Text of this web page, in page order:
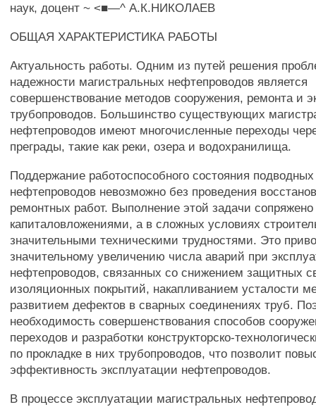
наук, доцент ~ <■—^ А.К.НИКОЛАЕВ
ОБЩАЯ ХАРАКТЕРИСТИКА РАБОТЫ
Актуальность работы. Одним из путей решения
надежности магистральных нефтепроводов является
совершенствование методов сооружения, ремонта и
трубопроводов. Большинство существующих
нефтепроводов имеют многочисленные переходы
преграды, такие как реки, озера и водохранилища.
Поддержание работоспособного состояния
нефтепроводов невозможно без проведения
ремонтных работ. Выполнение этой задачи
капиталовложениями, а в сложных условиях
значительными техническими трудностями. Это
значительному увеличению числа аварий при
нефтепроводов, связанных со снижением защитных
изоляционных покрытий, накапливанием усталости
развитием дефектов в сварных соединениях труб.
необходимость совершенствования способов
переходов и разработки конструкторско-
по прокладке в них трубопроводов, что позволит
эффективность эксплуатации нефтепроводов.
В процессе эксплуатации магистральных